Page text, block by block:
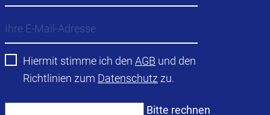
Hiermit stimme ich den AGB und den
Richtlinien zum Datenschutz zu.
Bitte rechnen